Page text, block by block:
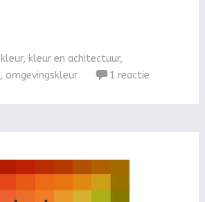
kleur, kleur en achitectuur,
, omgevingskleur 1 reactie